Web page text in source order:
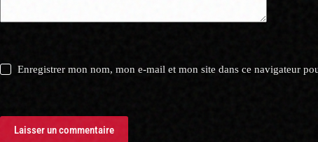
Enregistrer mon nom, mon e-mail et mon site dans ce navigateur
Laisser un commentaire